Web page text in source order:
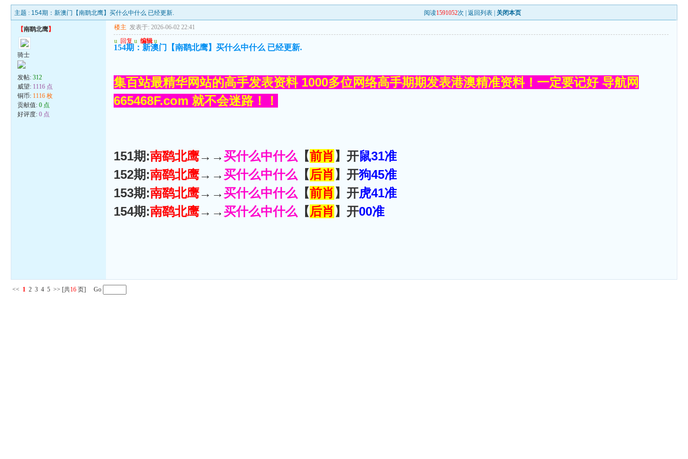
主题 : 154期：新澳门【南鹞北鹰】买什么中什么 已经更新. 阅读1591052次 |返回列表 关闭本页
【南鹞北鹰】
骑士
发帖:312
威望: 1116 点
铜币: 1116 枚
贡献值:0 点
好评度:0 点
楼主 发表于: 2026-06-02 22:41
u 回复 u 编辑 u
154期：新澳门【南鹞北鹰】买什么中什么 已经更新.
集百站最精华网站的高手发表资料 1000多位网络高手期期发表港澳精准资料！一定要记好 导航网
665468F.com 就不会迷路！！
151期:南鹞北鹰→→买什么中什么 【前肖 】开鼠31准
152期:南鹞北鹰→→买什么中什么 【后肖 】开狗45准
153期:南鹞北鹰→→买什么中什么 【前肖 】开虎41准
154期:南鹞北鹰→→买什么中什么 【后肖 】开00准
<< 1 2 3 4 5 >> [共16 页] Go